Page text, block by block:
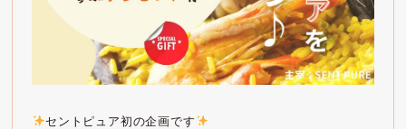
セントピュア初の企画です